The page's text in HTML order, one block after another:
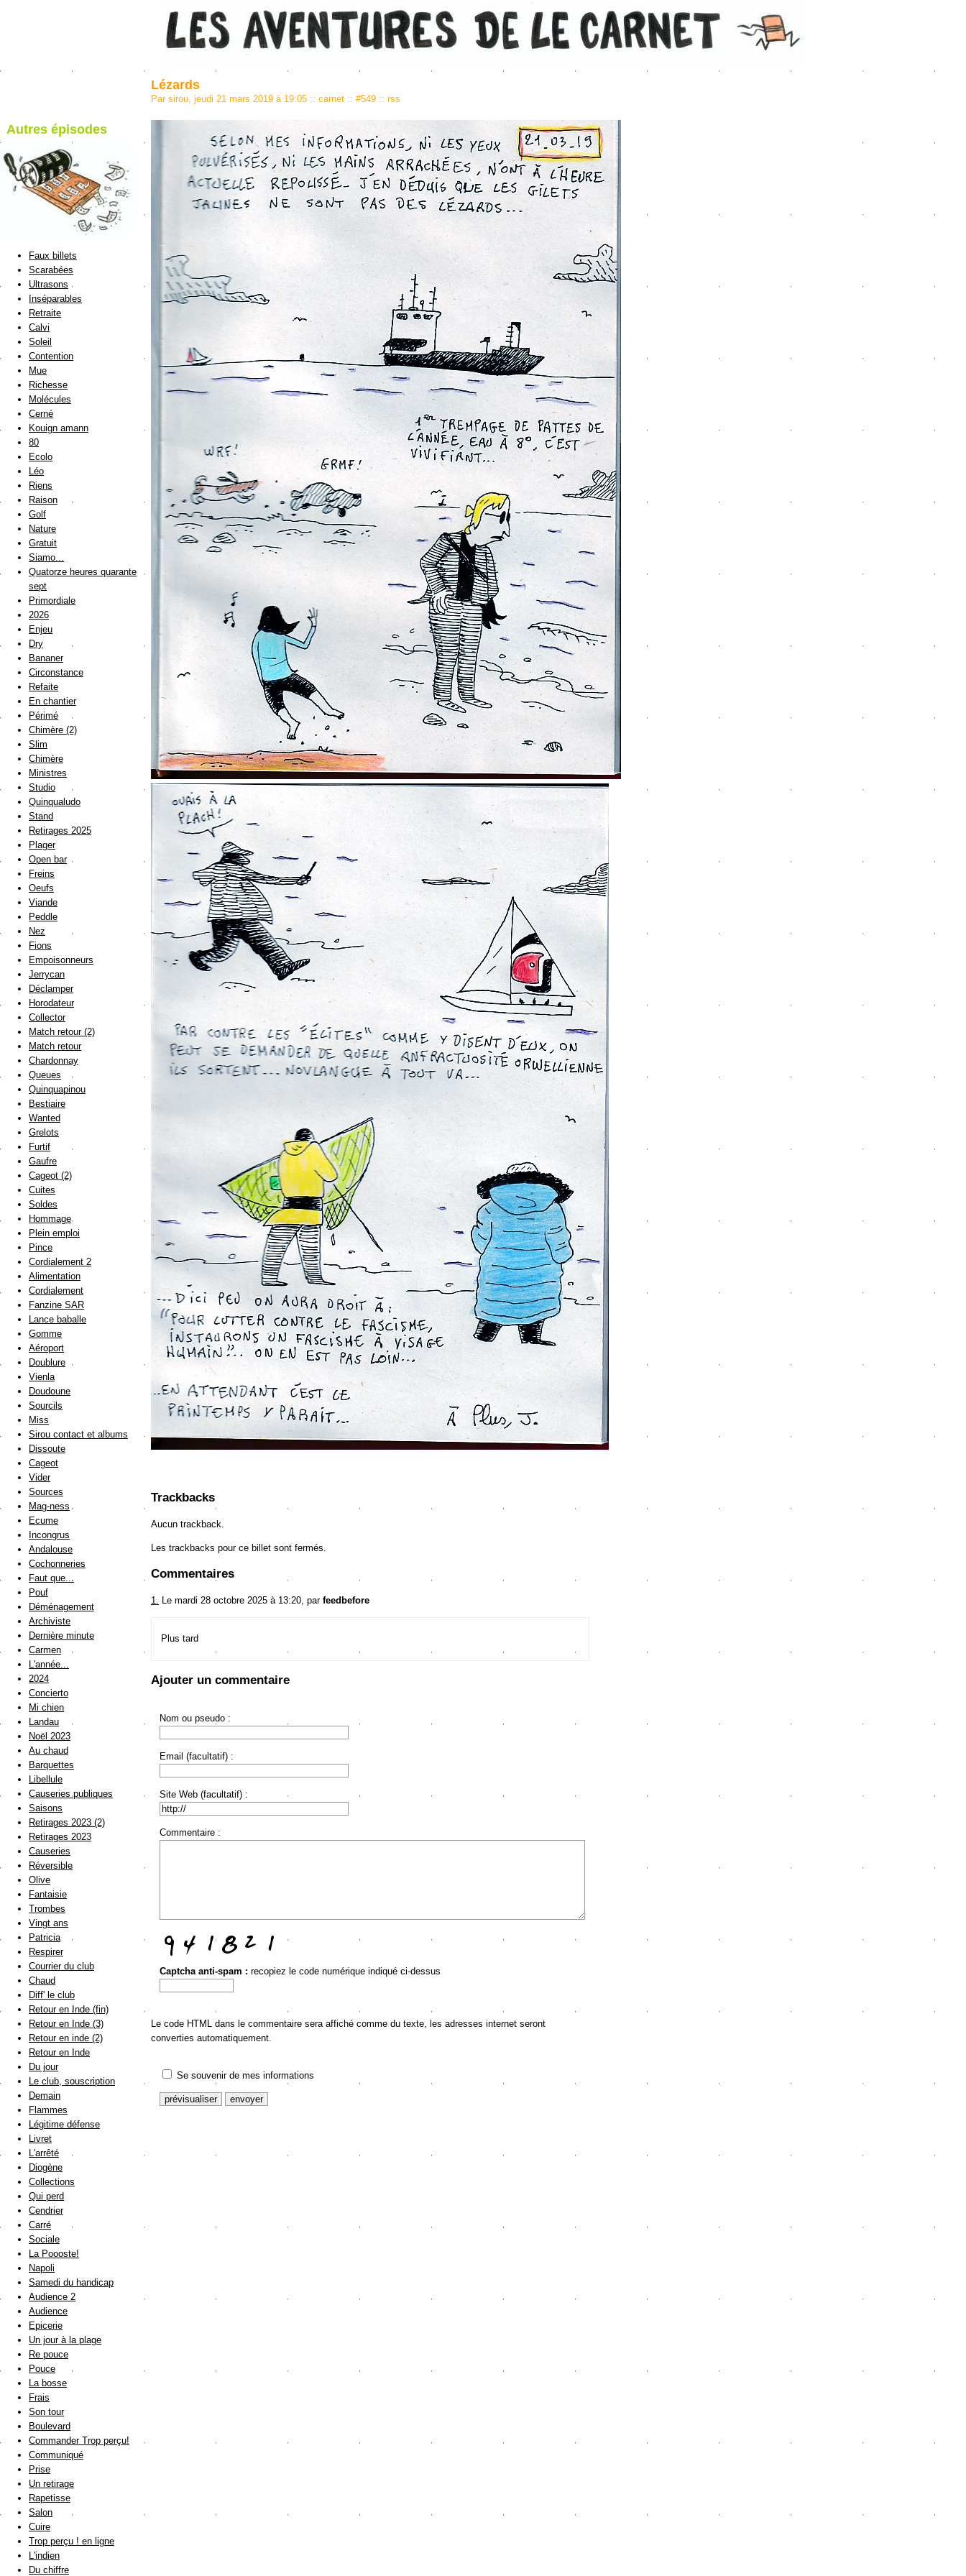
blog de Sirou
Lézards
Par sirou, jeudi 21 mars 2019 à 19:05 :: carnet :: #549 :: rss
Trackbacks
Aucun trackback.
Les trackbacks pour ce billet sont fermés.
Commentaires
1. Le mardi 28 octobre 2025 à 13:20, par feedbefore
Plus tard
Ajouter un commentaire
Nom ou pseudo :
Email (facultatif) :
Site Web (facultatif) :
Commentaire :
Captcha anti-spam : recopiez le code numérique indiqué ci-dessus
Le code HTML dans le commentaire sera affiché comme du texte, les adresses internet seront
converties automatiquement.
Se souvenir de mes informations
Autres épisodes
Faux billets
Scarabées
Ultrasons
Inséparables
Retraite
Calvi
Soleil
Contention
Mue
Richesse
Molécules
Cerné
Kouign amann
80
Ecolo
Léo
Riens
Raison
Golf
Nature
Gratuit
Siamo...
Quatorze heures quarante
sept
Primordiale
2026
Enjeu
Dry
Bananer
Circonstance
Refaite
En chantier
Périmé
Chimère (2)
Slim
Chimère
Ministres
Studio
Quinqualudo
Stand
Retirages 2025
Plager
Open bar
Freins
Oeufs
Viande
Peddle
Nez
Fions
Empoisonneurs
Jerrycan
Déclamper
Horodateur
Collector
Match retour (2)
Match retour
Chardonnay
Queues
Quinquapinou
Bestiaire
Wanted
Grelots
Furtif
Gaufre
Cageot (2)
Cuites
Soldes
Hommage
Plein emploi
Pince
Cordialement 2
Alimentation
Cordialement
Fanzine SAR
Lance baballe
Gomme
Aéroport
Doublure
Vienla
Doudoune
Sourcils
Miss
Sirou contact et albums
Dissoute
Cageot
Vider
Sources
Mag-ness
Ecume
Incongrus
Andalouse
Cochonneries
Faut que...
Pouf
Déménagement
Archiviste
Dernière minute
Carmen
L'année...
2024
Concierto
Mi chien
Landau
Noël 2023
Au chaud
Barquettes
Libellule
Causeries publiques
Saisons
Retirages 2023 (2)
Retirages 2023
Causeries
Réversible
Olive
Fantaisie
Trombes
Vingt ans
Patricia
Respirer
Courrier du club
Chaud
Diff' le club
Retour en Inde (fin)
Retour en Inde (3)
Retour en inde (2)
Retour en Inde
Du jour
Le club, souscription
Demain
Flammes
Légitime défense
Livret
L'arrêté
Diogène
Collections
Qui perd
Cendrier
Carré
Sociale
La Poooste!
Napoli
Samedi du handicap
Audience 2
Audience
Epicerie
Un jour à la plage
Re pouce
Pouce
La bosse
Frais
Son tour
Boulevard
Commander Trop perçu!
Communiqué
Prise
Un retirage
Rapetisse
Salon
Cuire
Trop perçu ! en ligne
L'indien
Du chiffre